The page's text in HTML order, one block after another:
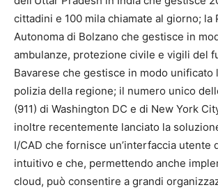
cittadini e 100 mila chiamate al giorno; la
Autonoma di Bolzano che gestisce in
ambulanze, protezione civile e vigili del
Bavarese che gestisce in modo unificato
polizia della regione; il numero unico
(911) di Washington DC e di New York
inoltre recentemente lanciato la
I/CAD che fornisce un’interfaccia utente
intuitivo e che, permettendo anche
cloud, può consentire a grandi